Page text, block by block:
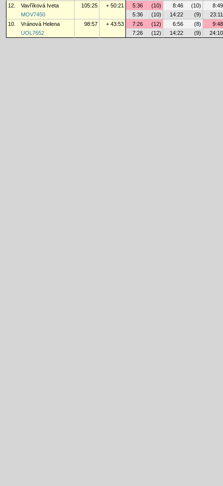
12.
Vavříková Iveta 105:25 + 50:21 5:36 (10) 8:46 (10)
8:49
MOV7450
5:36 (10) 14:22 (9)
23:11
10.
Vránová Helena 98:57 + 43:53 7:26 (12) 6:56 (8)
9:48
UOL7652
7:26 (12) 14:22 (9) 24:10